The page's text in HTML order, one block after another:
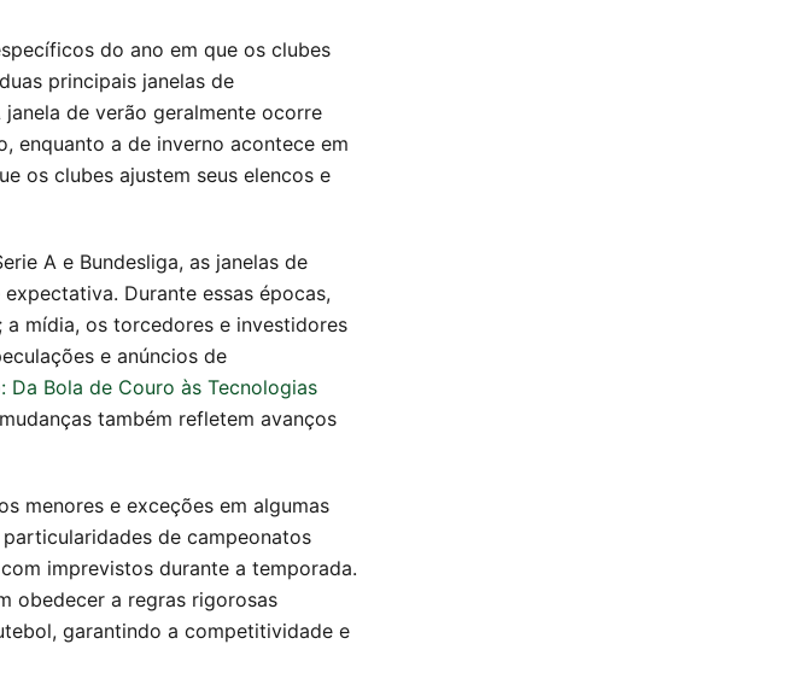
do ano em que os clubes
principais janelas de
de verão geralmente ocorre
enquanto a de inverno acontece em
os clubes ajustem seus elencos e
A e Bundesliga, as janelas de
Durante essas épocas,
mídia, os torcedores e investidores
e anúncios de
Da Bola de Couro às Tecnologias
também refletem avanços
menores e exceções em algumas
de campeonatos
imprevistos durante a temporada.
obedecer a regras rigorosas
garantindo a competitividade e